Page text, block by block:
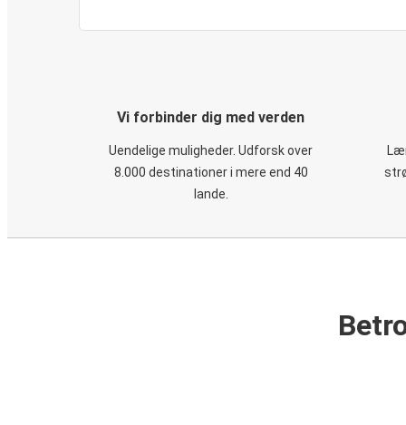
Vi forbinder dig med verden
Uendelige muligheder. Udforsk over
8.000 destinationer i mere end 40
lande.